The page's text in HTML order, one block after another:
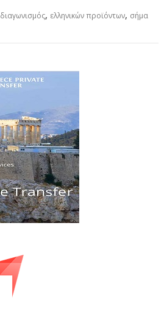
διαγωνισμός, ελληνικών προϊόντων, σήμα